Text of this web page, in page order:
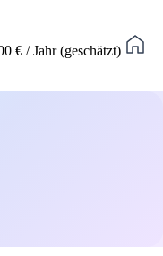
€ / Jahr (geschätzt)